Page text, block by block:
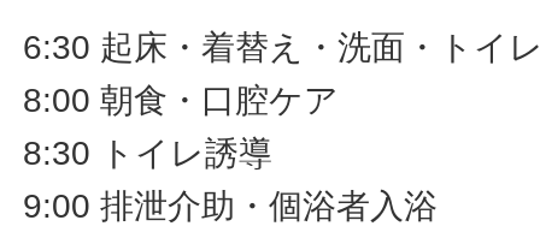
6:30 起床・着替え・洗面・トイ
8:00 朝食・口腔ケア
8:30 トイレ誘導
9:00 排泄介助・個浴者入浴